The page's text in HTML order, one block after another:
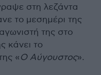
στη λεζάντα
το μεσημέρι της
της στο
κάνει το
«Ο Αύγουστος».